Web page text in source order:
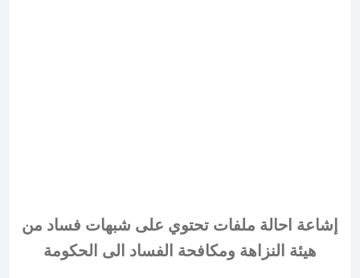
إشاعة احالة ملفات تحتوي على شبهات فساد من
هيئة النزاهة ومكافحة الفساد الى الحكومة